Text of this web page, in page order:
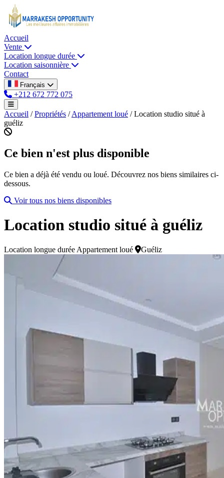
Accueil
Vente
Location longue durée
Location saisonnière
Contact
Français
+212 672 772 075
Accueil / Propriétés / Appartement loué / Location studio situé à
guéliz
Ce bien n'est plus disponible
Ce bien a déjà été vendu ou loué. Découvrez nos biens similaires ci-
dessous.
Voir tous nos biens disponibles
Location studio situé à guéliz
Location longue durée Appartement loué Guéliz